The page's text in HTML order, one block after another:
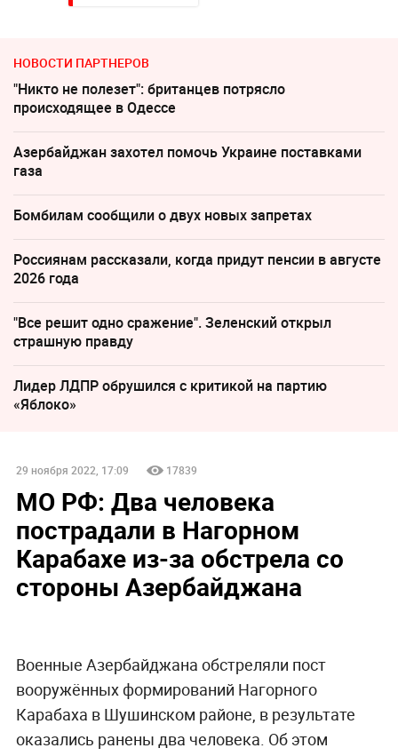
НОВОСТИ ПАРТНЕРОВ
"Никто не полезет": британцев потрясло
происходящее в Одессе
Азербайджан захотел помочь Украине поставками
газа
Бомбилам сообщили о двух новых запретах
Россиянам рассказали, когда придут пенсии в августе
2026 года
"Все решит одно сражение". Зеленский открыл
страшную правду
Лидер ЛДПР обрушился с критикой на партию
«Яблоко»
29 ноября 2022, 17:09 17839
МО РФ: Два человека
пострадали в Нагорном
Карабахе из-за обстрела со
стороны Азербайджана
Военные Азербайджана обстреляли пост
вооружённых формирований Нагорного
Карабаха в Шушинском районе, в результате
оказались ранены два человека. Об этом